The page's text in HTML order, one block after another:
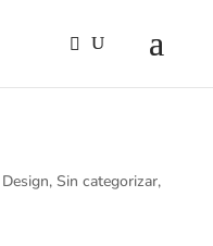
Design, Sin categorizar,